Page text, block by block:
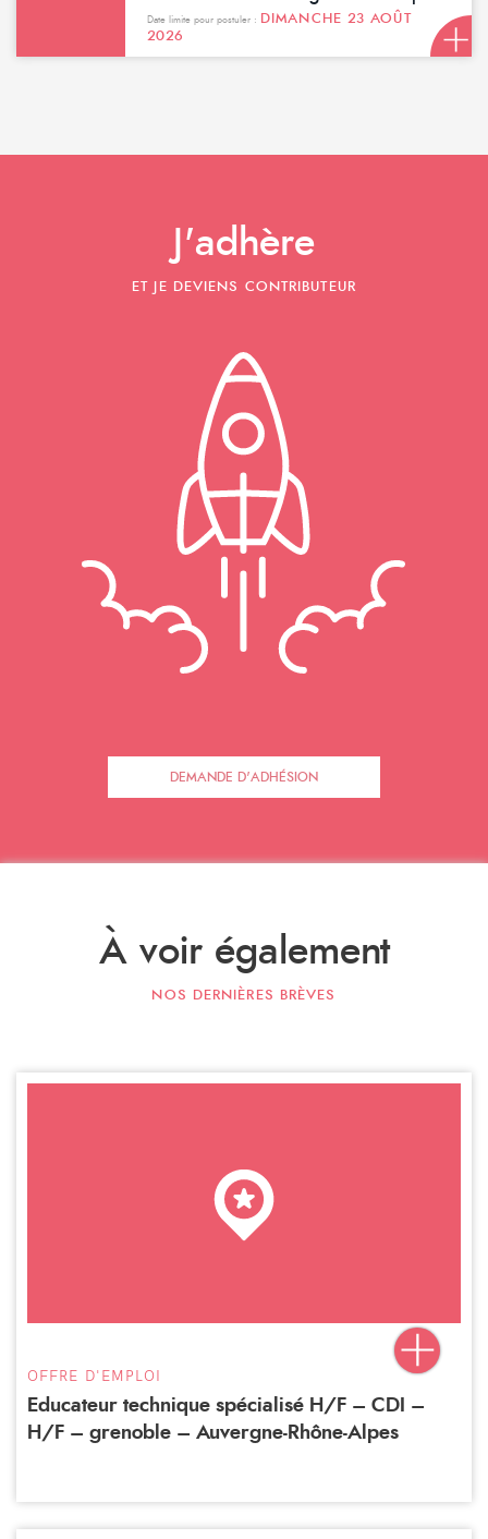
Date limite pour postuler :
DIMANCHE 23 AOÛT
2026
J'adhère
ET JE DEVIENS CONTRIBUTEUR
DEMANDE D'ADHÉSION
À voir également
NOS DERNIÈRES BRÈVES
OFFRE D'EMPLOI
Educateur technique spécialisé H/F – CDI –
H/F – grenoble – Auvergne-Rhône-Alpes